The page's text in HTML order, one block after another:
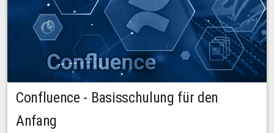
Confluence - Basisschulung für den
Anfang